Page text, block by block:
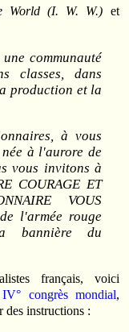
World (I. W. W.) et
communauté
classes, dans
production et la
à vous
à l'aurore de
vous invitons à
COURAGE ET
VOUS
l'armée rouge
bannière du
français, voici
IV° congrès mondial,
des instructions :